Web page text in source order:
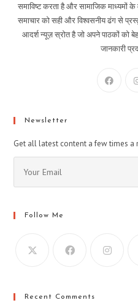
समाविष्ट करता है और सामाजिक माध्यमों
समाचार को सही और विश्वसनीय ढंग से
आदर्श न्यूज़ स्रोत है जो अपने पाठकों को
जानकारी
Newsletter
Get all latest content a few times a
Follow Me
Recent Comments